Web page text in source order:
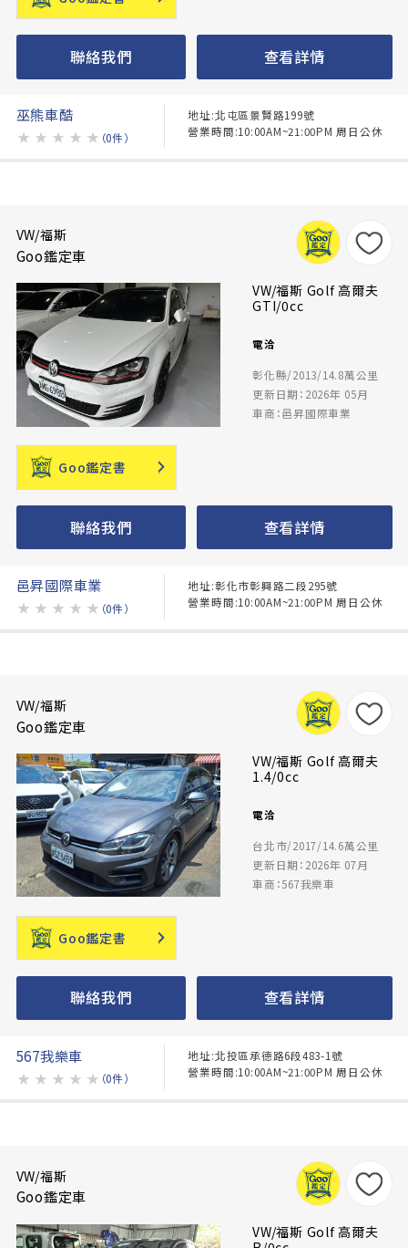
聯絡我們 查看詳情
巫熊車酷
★ ★ ★ ★ ★ （0件）
地址:北屯區景賢路199號
營業時間:10:00AM~21:00PM 周日公休
VW/福斯
Goo鑑定車
VW/福斯 Golf 高爾夫
GTI/0cc
電洽
彰化縣/2013/14.8萬公里
更新日期：2026年 05月
車商：邑昇國際車業
Goo鑑定書
聯絡我們 查看詳情
邑昇國際車業
★ ★ ★ ★ ★ （0件）
地址:彰化市彰興路二段295號
營業時間:10:00AM~21:00PM 周日公休
VW/福斯
Goo鑑定車
VW/福斯 Golf 高爾夫
1.4/0cc
電洽
台北市/2017/14.6萬公里
更新日期：2026年 07月
車商：567我樂車
Goo鑑定書
聯絡我們 查看詳情
567我樂車
★ ★ ★ ★ ★ （0件）
地址:北投區承德路6段483-1號
營業時間:10:00AM~21:00PM 周日公休
VW/福斯
Goo鑑定車
VW/福斯 Golf 高爾夫